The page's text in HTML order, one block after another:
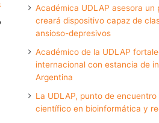
Académica UDLAP asesora un
creará dispositivo capaz de
ansioso-depresivos
Académico de la UDLAP
internacional con estancia de
Argentina
La UDLAP, punto de
científico en bioinformática y